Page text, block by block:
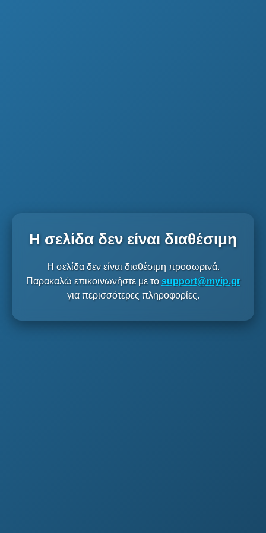
Η σελίδα δεν είναι διαθέσιμη
Η σελίδα δεν είναι διαθέσιμη προσωρινά.
Παρακαλώ επικοινωνήστε με το support@myip.gr
για περισσότερες πληροφορίες.